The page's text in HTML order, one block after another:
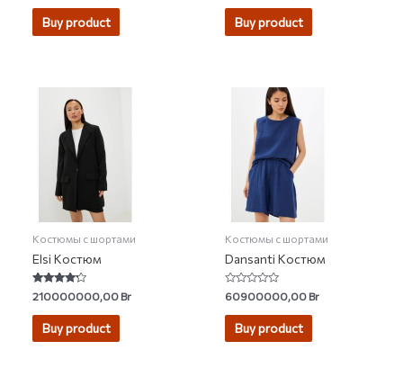
out
Buy product
out of 5
Buy product
Костюмы с шортами
Elsi Костюм
Rated
4.00
out of 5
210000000,00Br
Buy product
Костюмы с шортами
Dansanti Костюм
Rated
0
out
60900000,00Br
Buy product